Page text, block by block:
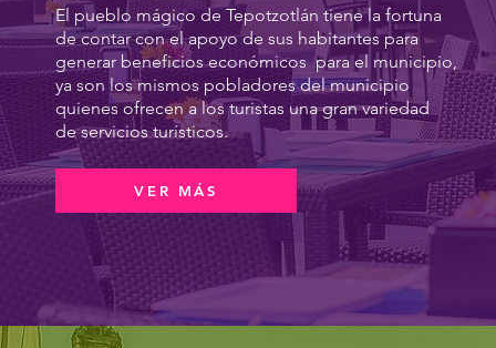
El pueblo mágico de Tepotzotlán tiene la fortuna
de contar con el apoyo de sus habitantes para
generar beneficios económicos para el municipio,
ya son los mismos pobladores del municipio
quienes ofrecen a los turistas una gran variedad
de servicios turísticos.
VER MÁS